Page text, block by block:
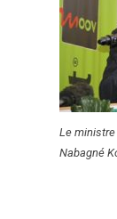
Le ministre
Nabagné